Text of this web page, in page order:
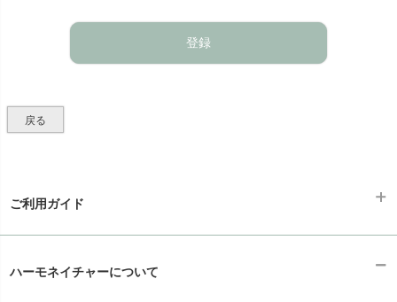
登録
戻る
ご利用ガイド
ハーモネイチャーについて